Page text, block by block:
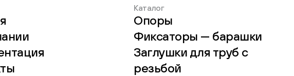
Каталог
Опоры
Фиксаторы — барашки
Заглушки для труб с
резьбой